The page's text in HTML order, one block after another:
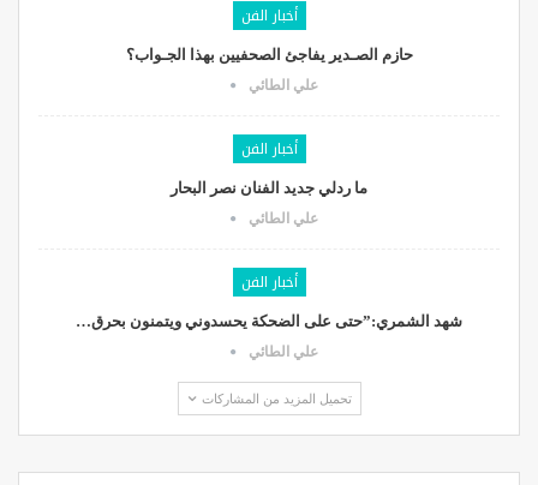
أخبار الفن
حازم الصـدير يفاجئ الصحفيين بهذا الجـواب؟
علي الطائي
أخبار الفن
ما ردلي جديد الفنان نصر البحار
علي الطائي
أخبار الفن
شهد الشمري:”حتى على الضحكة يحسدوني ويتمنون بحرق…
علي الطائي
تحميل المزيد من المشاركات